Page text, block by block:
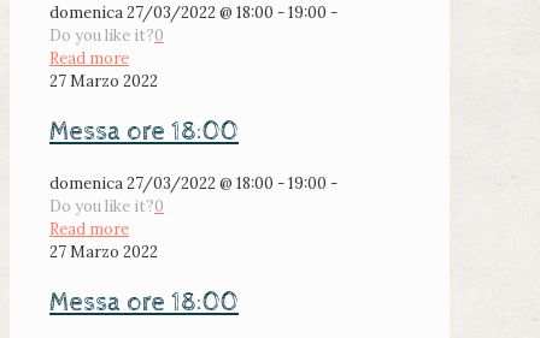
domenica 27/03/2022 @ 18:00 - 19:00 -
Do you like it?0
Read more
27 Marzo 2022
Messa ore 18:00
domenica 27/03/2022 @ 18:00 - 19:00 -
Do you like it?0
Read more
27 Marzo 2022
Messa ore 18:00